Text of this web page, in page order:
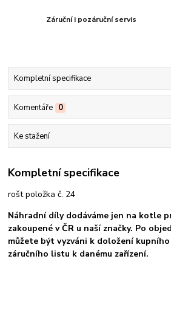
Záruční i pozáruční servis
Kompletní specifikace
Komentáře 0
Ke stažení
Kompletní specifikace
rošt položka č. 24
Náhradní díly dodáváme jen na kotle
zakoupené v ČR u naší značky. Po
můžete být vyzváni k doložení
záručního listu k danému zařízení.